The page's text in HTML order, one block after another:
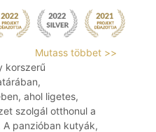
Mutass többet >>
korszerű
ahol ligetes,
szolgál otthonul a
panzióban kutyák,